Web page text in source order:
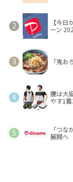
【今
ーン
「鬼
腰は大
やす1
「つ
展開へ